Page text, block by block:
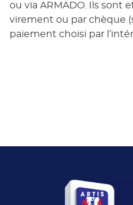
ou via ARMADO. Ils sont
virement ou par chèque
paiement choisi par